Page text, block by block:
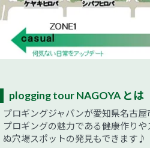
plogging tour NAGOYA とは
プロギングジャパンが愛知県名古
プロギングの魅力である健康作り
ぬ穴場スポットの発見もできます♪